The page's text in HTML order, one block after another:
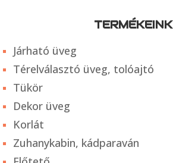
TERMÉKEINK
Járható üveg
Térelválasztó üveg, tolóajtó
Tükör
Dekor üveg
Korlát
Zuhanykabin, kádparaván